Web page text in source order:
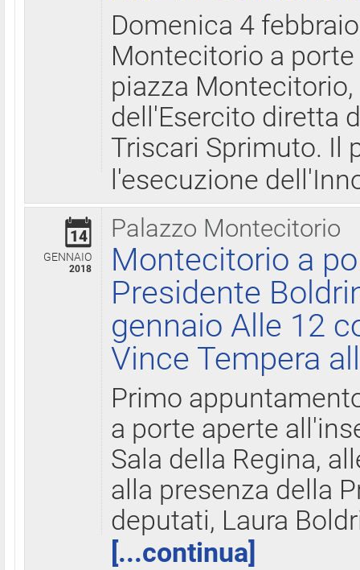
Domenica 4
Montecitorio a
piazza
dell'Esercito diretta
Triscari Sprimuto. Il
l'esecuzione
Palazzo Montecitorio
14
GENNAIO
2018
Montecitorio a
Presidente
gennaio Alle 12
Vince Tempera
Primo
a porte aperte
Sala della Regina,
alla presenza della
deputati, Laura
[...continua]